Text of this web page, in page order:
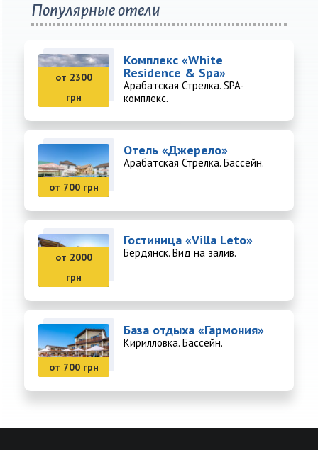
Популярные отели
от 2300
грн
Комплекс «White
Residence & Spa»
Арабатская Стрелка. SPA-
комплекс.
от 700 грн
Отель «Джерело»
Арабатская Стрелка. Бассейн.
от 2000
грн
Гостиница «Villa Leto»
Бердянск. Вид на залив.
от 700 грн
База отдыха «Гармония»
Кирилловка. Бассейн.